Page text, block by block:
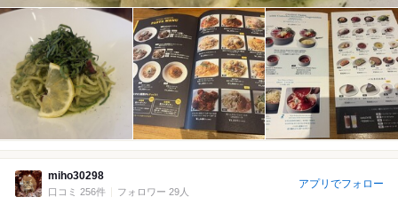
miho30298
口コミ 256件 フォロワー 29人
アプリでフォロー